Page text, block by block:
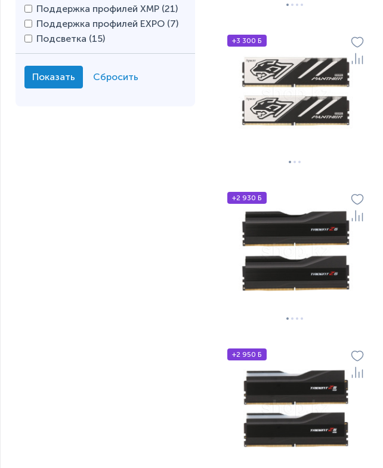
Поддержка профилей XMP (21)
Поддержка профилей EXPO (7)
Подсветка (15) +3 300 Б
+2 930 Б
+2 950 Б